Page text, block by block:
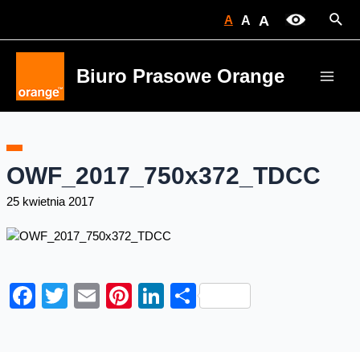
A A A
Biuro Prasowe Orange
OWF_2017_750x372_TDCC
25 kwietnia 2017
Facebook
Twitter
EmailPinterest
LinkedIn
Share